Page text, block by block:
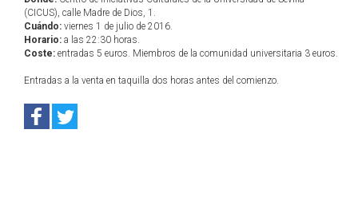
(CICUS), calle Madre de Dios, 1.
Cuándo: viernes 1 de julio de 2016.
Horario: a las 22:30 horas.
Coste: entradas 5 euros. Miembros de la comunidad universitaria 3 euros.
Entradas a la venta en taquilla dos horas antes del comienzo.